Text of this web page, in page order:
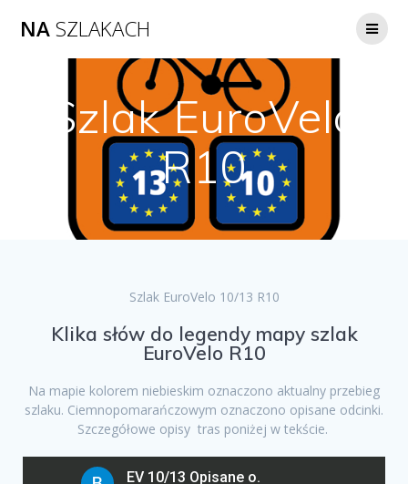
NASZLAKACH
Szlak EuroVelo
R10
Szlak EuroVelo 10/13 R10
Klika słów do legendy mapy szlak
EuroVelo R10
Na mapie kolorem niebieskim oznaczono aktualny przebieg
szlaku. Ciemnopomarańczowym oznaczono opisane odcinki.
Szczegółowe opisy tras poniżej w tekście.